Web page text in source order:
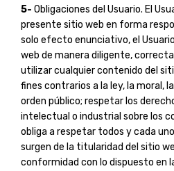
5- Obligaciones del Usuario. El
presente sitio web en forma
solo efecto enunciativo, el
web de manera diligente,
utilizar cualquier contenido del
fines contrarios a la ley, la moral,
orden público; respetar los
intelectual o industrial sobre los
obliga a respetar todos y cada
surgen de la titularidad del sitio
conformidad con lo dispuesto en